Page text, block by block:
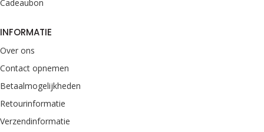
Cadeaubon
INFORMATIE
Over ons
Contact opnemen
Betaalmogelijkheden
Retourinformatie
Verzendinformatie